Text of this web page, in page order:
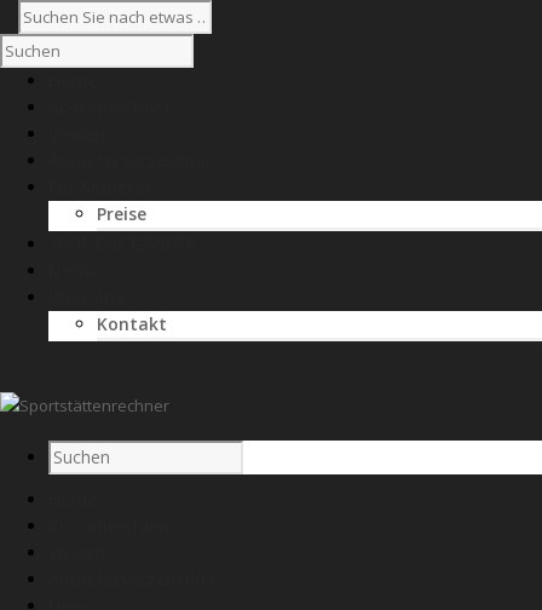
Preise
Kontakt